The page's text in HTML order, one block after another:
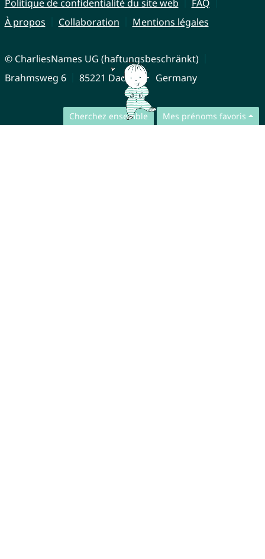
Cherchez ensemble Mes prénoms favoris
Politique de confidentialité du site web
FAQ
À propos
Collaboration Mentions légales
© CharliesNames UG (haftungsbeschränkt)
Brahmsweg 6
85221 Dachau Germany